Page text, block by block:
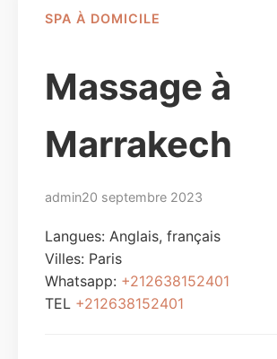
SPA À DOMICILE
Massage à
Marrakech
admin20 septembre 2023
Langues: Anglais, français
Villes: Paris
Whatsapp: +212638152401
TEL +212638152401